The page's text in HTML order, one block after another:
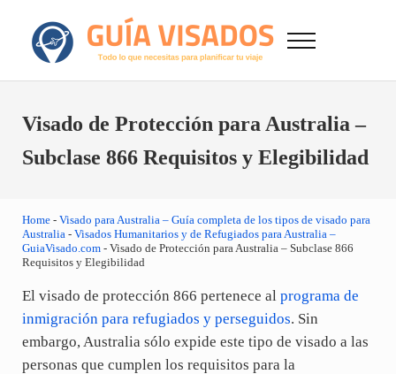
GuiaVisado.com - Guía de visados de viaje en
Otro sitio realizado con WordPress
Menu
Visado de Protección para Australia –
Subclase 866 Requisitos y Elegibilidad
Home- Visado para Australia – Guía completa de los tipos de visado para
Australia- Visados Humanitarios y de Refugiados para Australia –
GuiaVisado.com- Visado de Protección para Australia – Subclase 866
Requisitos y Elegibilidad
El visado de protección 866 pertenece al programa de
inmigración para refugiados y perseguidos. Sin
embargo, Australia sólo expide este tipo de visado a las
personas que cumplen los requisitos para la